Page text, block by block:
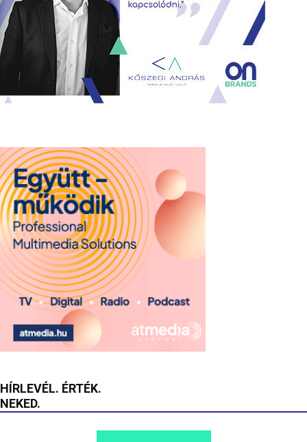
HÍRLEVÉL. ÉRTÉK.
NEKED.